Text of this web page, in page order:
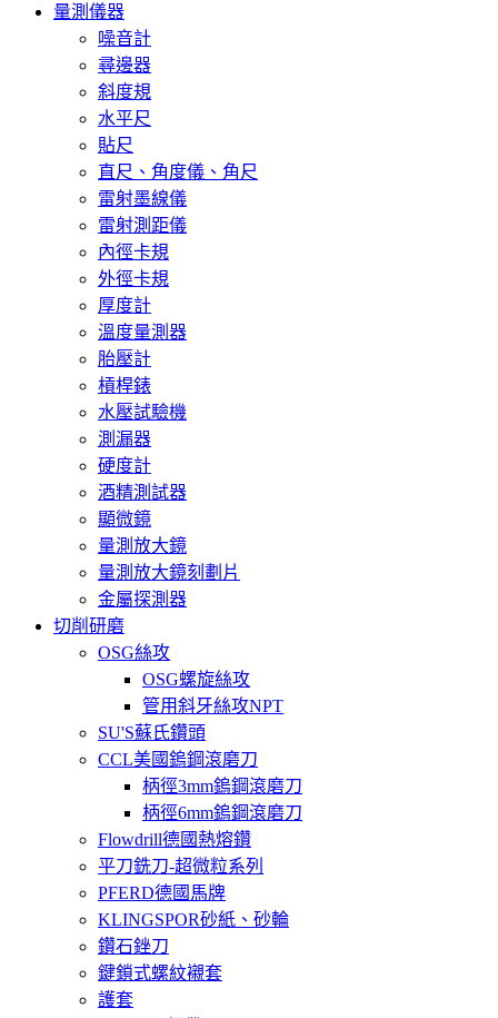
量測儀器
噪音計
尋邊器
斜度規
水平尺
貼尺
直尺、角度儀、角尺
雷射墨線儀
雷射測距儀
內徑卡規
外徑卡規
厚度計
溫度量測器
胎壓計
槓桿錶
水壓試驗機
測漏器
硬度計
酒精測試器
顯微鏡
量測放大鏡
量測放大鏡刻劃片
金屬探測器
切削研磨
OSG絲攻
OSG螺旋絲攻
管用斜牙絲攻NPT
SU'S蘇氏鑽頭
CCL美國鎢鋼滾磨刀
柄徑3mm鎢鋼滾磨刀
柄徑6mm鎢鋼滾磨刀
Flowdrill德國熱熔鑽
平刀銑刀-超微粒系列
PFERD德國馬牌
KLINGSPOR砂紙、砂輪
鑽石銼刀
鍵鎖式螺紋襯套
護套